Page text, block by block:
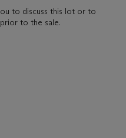
to discuss this lot or to
to the sale.